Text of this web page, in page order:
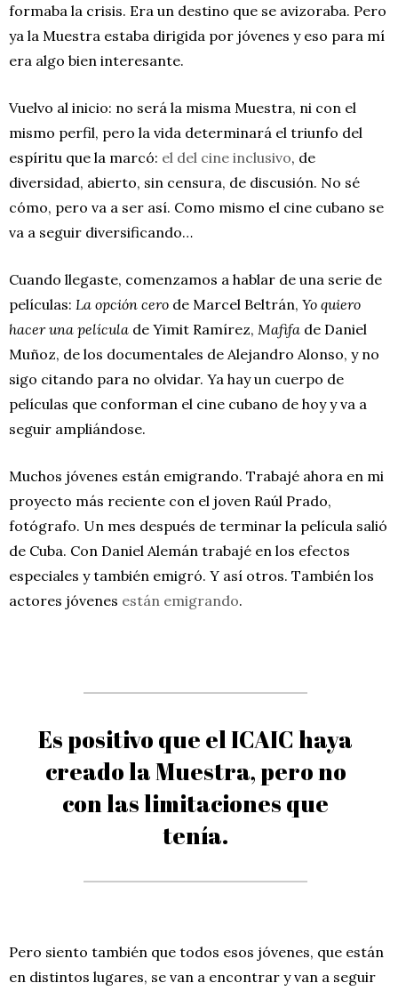
formaba la crisis. Era un destino que se avizoraba. Pero
ya la Muestra estaba dirigida por jóvenes y eso para mí
era algo bien interesante.
Vuelvo al inicio: no será la misma Muestra, ni con el
mismo perfil, pero la vida determinará el triunfo del
espíritu que la marcó: el del cine inclusivo, de
diversidad, abierto, sin censura, de discusión. No sé
cómo, pero va a ser así. Como mismo el cine cubano se
va a seguir diversificando…
Cuando llegaste, comenzamos a hablar de una serie de
películas: La opción cero de Marcel Beltrán, Yo quiero
hacer una película de Yimit Ramírez, Mafifa de Daniel
Muñoz, de los documentales de Alejandro Alonso, y no
sigo citando para no olvidar. Ya hay un cuerpo de
películas que conforman el cine cubano de hoy y va a
seguir ampliándose.
Muchos jóvenes están emigrando. Trabajé ahora en mi
proyecto más reciente con el joven Raúl Prado,
fotógrafo. Un mes después de terminar la película salió
de Cuba. Con Daniel Alemán trabajé en los efectos
especiales y también emigró. Y así otros. También los
actores jóvenes están emigrando.
Es positivo que el ICAIC haya
creado la Muestra, pero no
con las limitaciones que
tenía.
Pero siento también que todos esos jóvenes, que están
en distintos lugares, se van a encontrar y van a seguir